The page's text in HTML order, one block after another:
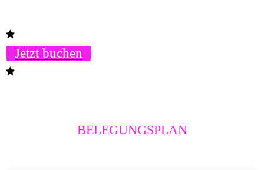
Jetzt buchen
BELEGUNGSPLAN